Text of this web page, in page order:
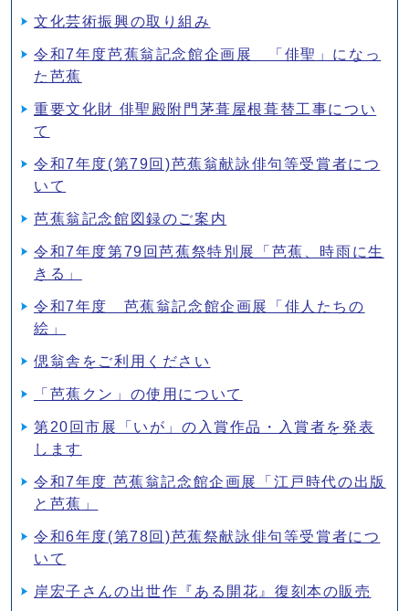
文化芸術振興の取り組み
令和7年度芭蕉翁記念館企画展 「俳聖」になっ
た芭蕉
重要文化財 俳聖殿附門茅葺屋根葺替工事につい
て
令和7年度(第79回)芭蕉翁献詠俳句等受賞者につ
いて
芭蕉翁記念館図録のご案内
令和7年度第79回芭蕉祭特別展「芭蕉、時雨に生
きる」
令和7年度 芭蕉翁記念館企画展「俳人たちの
絵」
偲翁舎をご利用ください
「芭蕉クン」の使用について
第20回市展「いが」の入賞作品・入賞者を発表
します
令和7年度 芭蕉翁記念館企画展「江戸時代の出版
と芭蕉」
令和6年度(第78回)芭蕉祭献詠俳句等受賞者につ
いて
岸宏子さんの出世作『ある開花』復刻本の販売